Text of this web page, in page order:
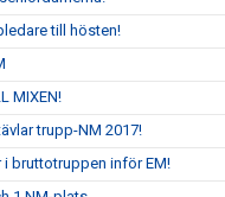
till hösten!
MIXEN!
trupp-NM 2017!
i bruttotruppen inför EM!